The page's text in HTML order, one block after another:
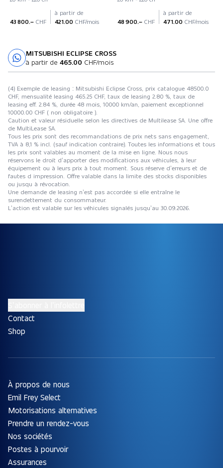
43 800.– CHF
à partir de
421.00 CHF/mois 48 900.– CHF
à partir de
471.00 CHF/mois
MITSUBISHI ECLIPSE CROSS
à partir de 465.00 CHF/mois
(4) Exemple de leasing : Mitsubishi Eclipse Cross, prix catalogue 48500.0
CHF, mensualité leasing 465.25 CHF, taux de leasing 2.80 %, taux de
leasing eff. 2.84 %, durée 48 mois, 10000 km/an, paiement exceptionnel
10000.00 CHF ( non obligatoire ).
Caution et valeur résiduelle selon les directives de Multilease SA. Une offre
de MultiLease SA.
Tous les prix sont des recommandations de prix nets sans engagement,
TVA à 8,1 % incl. (sauf indication contraire). Toutes les informations et tous
les prix sont valables au moment de la mise en ligne. Nous nous
réservons le droit d’apporter des modifications aux véhicules, à leur
équipement ou à leurs prix à tout moment. Sous réserve d’erreurs et de
fautes d impression. Offre valable dans la limite des stocks disponibles
ou jusqu à révocation.
Une demande de leasing n’est pas accordée si elle entraîne le
surendettement du consommateur.
L’action est valable sur les véhicules signalés jusqu’au 30.09.2026.
Contact
Shop
À propos de nous
Emil Frey Select
Motorisations alternatives
Prendre un rendez-vous
Nos sociétés
Postes à pourvoir
Assurances